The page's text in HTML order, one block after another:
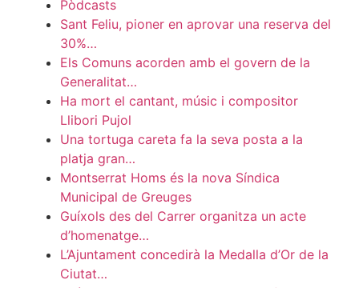
Pòdcasts
Sant Feliu, pioner en aprovar una reserva del
30%…
Els Comuns acorden amb el govern de la
Generalitat…
Ha mort el cantant, músic i compositor
Llibori Pujol
Una tortuga careta fa la seva posta a la
platja gran…
Montserrat Homs és la nova Síndica
Municipal de Greuges
Guíxols des del Carrer organitza un acte
d’homenatge…
L’Ajuntament concedirà la Medalla d’Or de la
Ciutat…